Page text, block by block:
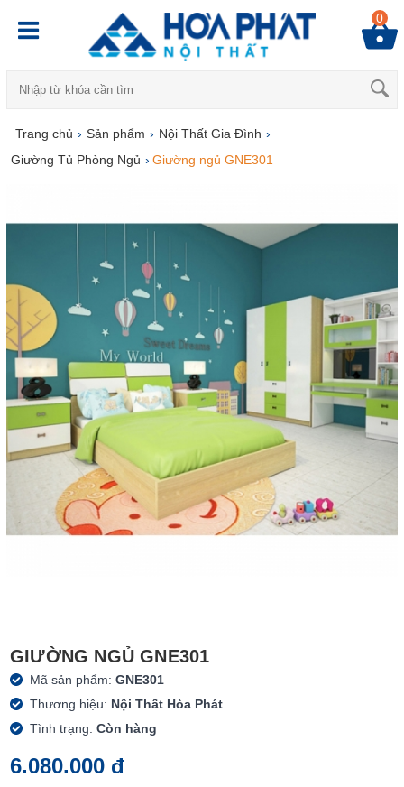
0
Trang chủ › Sản phẩm › Nội Thất Gia Đình ›
Giường Tủ Phòng Ngủ › Giường ngủ GNE301
GIƯỜNG NGỦ GNE301
Mã sản phẩm:GNE301
Thương hiệu: Nội Thất Hòa Phát
Tình trạng:Còn hàng
6.080.000 đ